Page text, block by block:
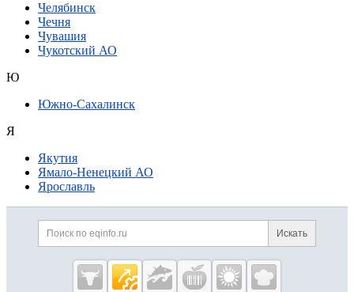
Челябинск
Чечня
Чувашия
Чукотский АО
Ю
Южно-Сахалинск
Я
Якутия
Ямало-Ненецкий АО
Ярославль
Дополнительная информация
Поиск по сайту и
Искать
Cсылки на полезные проекты